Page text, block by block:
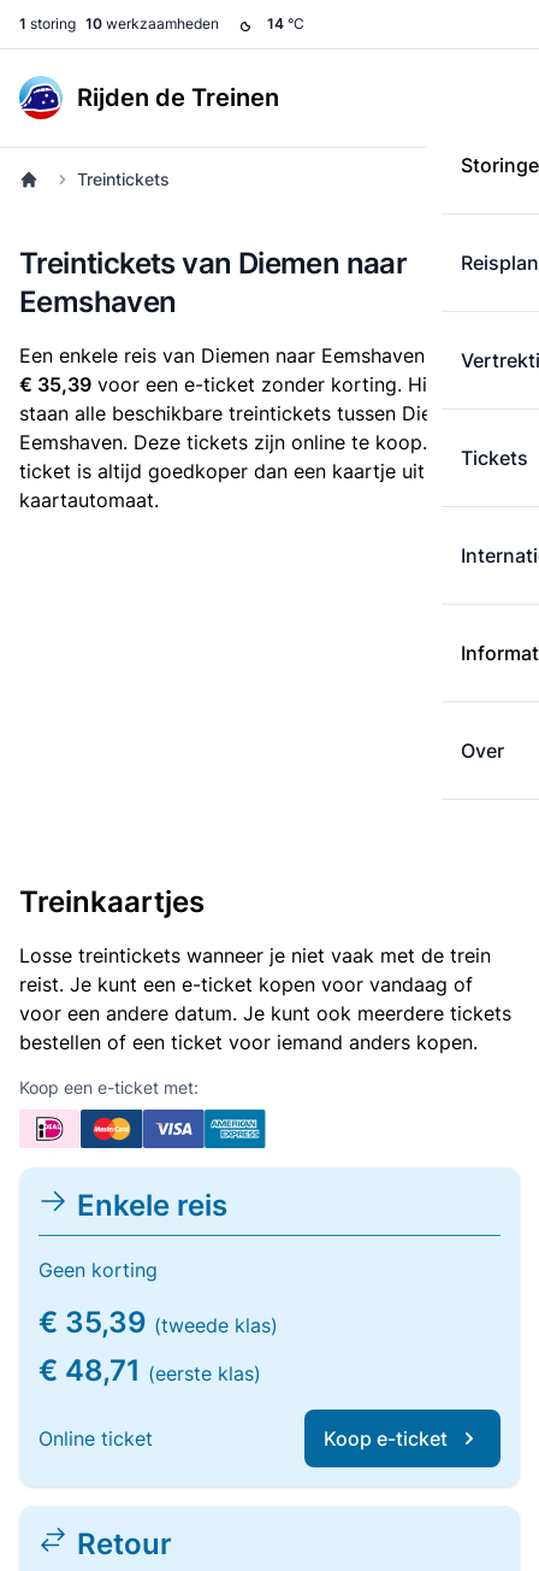
1 storing 10 werkzaamheden 14 °C
Rijden de Treinen
Tickets
Over
Treintickets
Treintickets van Diemen naar
Eemshaven
Een enkele reis van Diemen naar Eemshaven kost
€ 35,39 voor een e-ticket zonder korting. Hieronder
staan alle beschikbare treintickets tussen Diemen en
Eemshaven. Deze tickets zijn online te koop. Een e-
ticket is altijd goedkoper dan een kaartje uit de
kaartautomaat.
Treinkaartjes
Losse treintickets wanneer je niet vaak met de trein
reist. Je kunt een e-ticket kopen voor vandaag of
voor een andere datum. Je kunt ook meerdere tickets
bestellen of een ticket voor iemand anders kopen.
Koop een e-ticket met:
Enkele reis
Geen korting
€ 35,39 (tweede klas)
€ 48,71 (eerste klas)
Online ticket Koop e-ticket
Retour